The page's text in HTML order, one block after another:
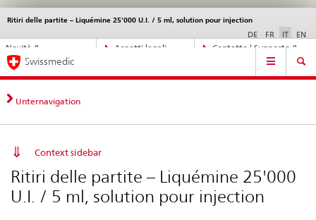
Navigazione
diretta:
novità,
legali,
Novità &
Aspetti legali,
Contatto | Supporto &
Ritiri delle partite – Liquémine 25'000 U.I. / 5 ml, solution pour injection
DE FR IT EN
Service
Navigation
Swissmedic
Unternavigation
Context sidebar
Ritiri delle partite – Liquémine 25'000
U.I. / 5 ml, solution pour injection